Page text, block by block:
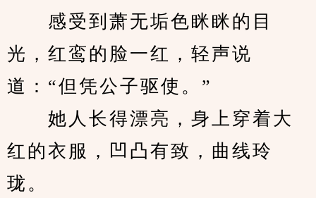
感受到萧无垢色眯眯的目
光，红鸾的脸一红，轻声说
道：“但凭公子驱使。”
她人长得漂亮，身上穿着大
红的衣服，凹凸有致，曲线玲
珑。